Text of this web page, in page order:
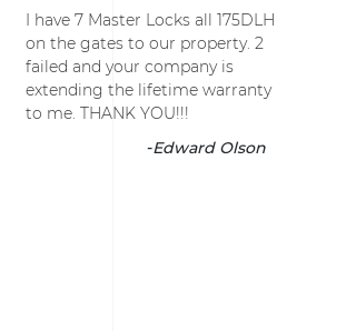
I have 7 Master Locks all 175DLH
on the gates to our property. 2
failed and your company is
extending the lifetime warranty
to me. THANK YOU!!!
-Edward Olson